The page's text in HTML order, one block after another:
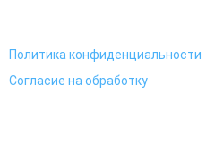
Политика конфиденциальности
Согласие на обработку